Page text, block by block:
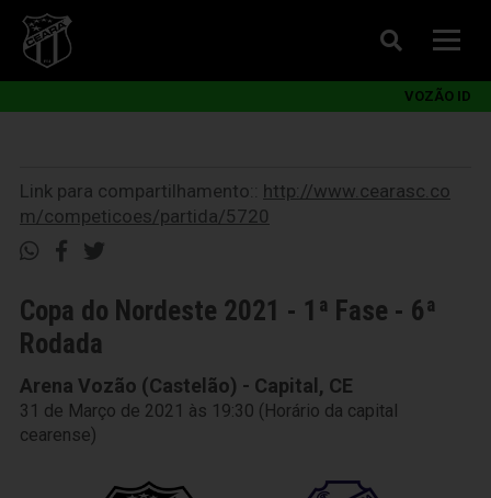
VOZÃO ID
Link para compartilhamento:: http://www.cearasc.co
m/competicoes/partida/5720
Copa do Nordeste 2021 - 1ª Fase - 6ª
Rodada
Arena Vozão (Castelão) - Capital, CE
31 de Março de 2021 às 19:30 (Horário da capital
cearense)